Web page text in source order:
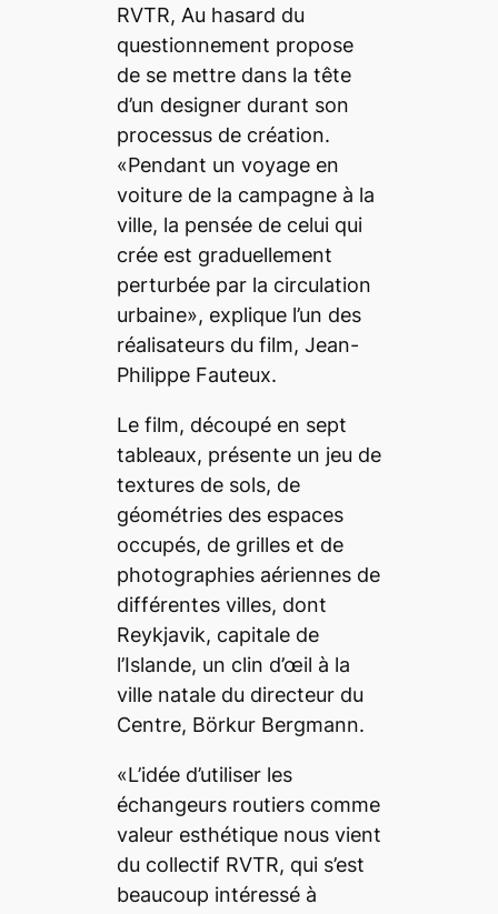
RVTR, Au hasard du
questionnement propose
de se mettre dans la tête
d’un designer durant son
processus de création.
«Pendant un voyage en
voiture de la campagne à la
ville, la pensée de celui qui
crée est graduellement
perturbée par la circulation
urbaine», explique l’un des
réalisateurs du film, Jean-
Philippe Fauteux.
Le film, découpé en sept
tableaux, présente un jeu de
textures de sols, de
géométries des espaces
occupés, de grilles et de
photographies aériennes de
différentes villes, dont
Reykjavik, capitale de
l’Islande, un clin d’œil à la
ville natale du directeur du
Centre, Börkur Bergmann.
«L’idée d’utiliser les
échangeurs routiers comme
valeur esthétique nous vient
du collectif RVTR, qui s’est
beaucoup intéressé à